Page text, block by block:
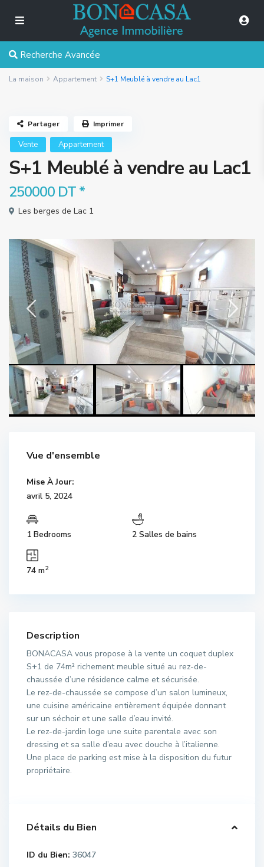
Recherche Avancée
La maison Appartement S+1 Meublé à vendre au Lac1
Vente Appartement
S+1 Meublé à vendre au Lac1
250000 DT*
Les berges de Lac 1
Partager Imprimer
Vue d'ensemble
Mise À Jour:
avril 5, 2024
1 Bedrooms 2 Salles de bains
74 m2
Description
BONACASA vous propose à la vente un coquet duplex
S+1 de 74m² richement meuble situé au rez-de-
chaussée d’une résidence calme et sécurisée.
Le rez-de-chaussée se compose d’un salon lumineux,
une cuisine américaine entièrement équipée donnant
sur un séchoir et une salle d’eau invité.
Le rez-de-jardin loge une suite parentale avec son
dressing et sa salle d’eau avec douche à l’italienne.
Une place de parking est mise à la disposition du futur
propriétaire.
Détails du Bien
ID du Bien: 36047